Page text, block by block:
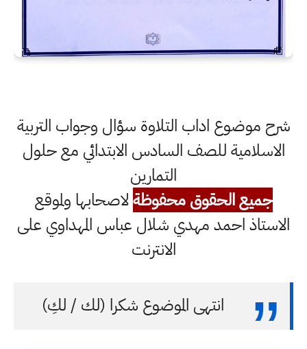
شرح موضوع اداب التلاوة سؤال وجواب التربية
الاسلامية للصف السادس الابتدائي مع حلول
التمارين
جميع الحقوق محفوظةلاصحابها ولموقع
الاستاذ احمد مهدي شلال عباس المهداوي على
الانترنت
انتهى الموضوع شكرا (لك / لكِ)